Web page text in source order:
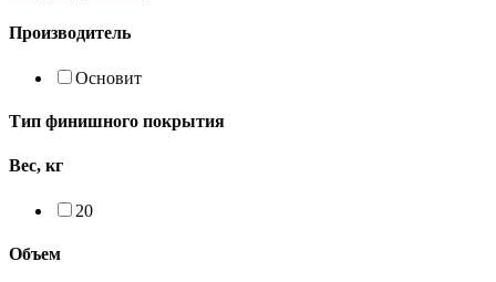
Производитель
Основит
Тип финишного покрытия
Вес, кг
20
Объем